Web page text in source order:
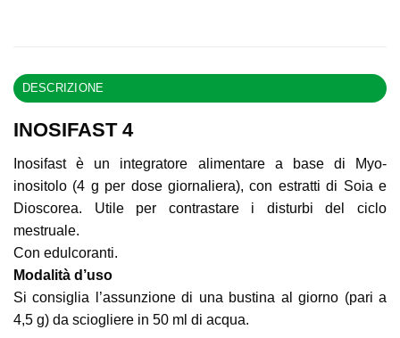
DESCRIZIONE
INOSIFAST 4
Inosifast è un integratore alimentare a base di Myo-
inositolo (4 g per dose giornaliera), con estratti di Soia e
Dioscorea. Utile per contrastare i disturbi del ciclo
mestruale.
Con edulcoranti.
Modalità d’uso
Si consiglia l’assunzione di una bustina al giorno (pari a
4,5 g) da sciogliere in 50 ml di acqua.